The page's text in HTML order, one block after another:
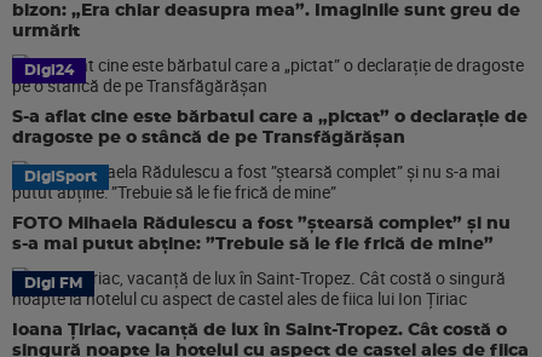
bizon: „Era chiar deasupra mea”. Imaginile sunt greu de
urmărit
Digi24
S-a aflat cine este bărbatul care a „pictat” o declarație de
dragoste pe o stâncă de pe Transfăgărășan
DigiSport
FOTO Mihaela Rădulescu a fost ”ștearsă complet” și nu
s-a mai putut abține: ”Trebuie să le fie frică de mine”
Digi FM
Ioana Țiriac, vacanță de lux în Saint-Tropez. Cât costă o
singură noapte la hotelul cu aspect de castel ales de fiica